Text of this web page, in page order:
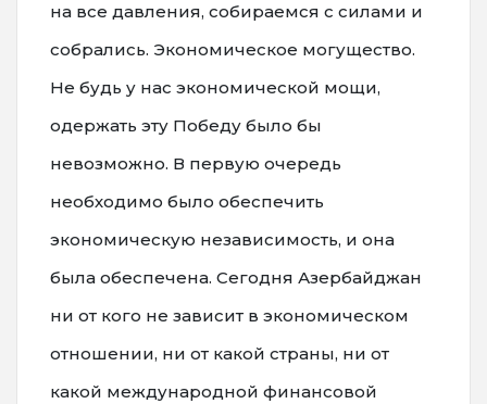
на все давления, собираемся с силами и
собрались. Экономическое могущество.
Не будь у нас экономической мощи,
одержать эту Победу было бы
невозможно. В первую очередь
необходимо было обеспечить
экономическую независимость, и она
была обеспечена. Сегодня Азербайджан
ни от кого не зависит в экономическом
отношении, ни от какой страны, ни от
какой международной финансовой